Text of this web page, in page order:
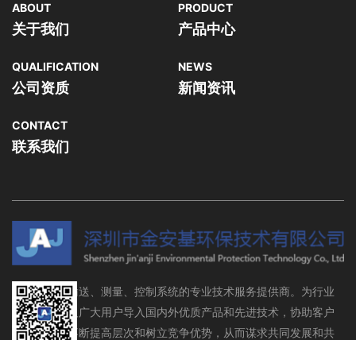
ABOUT
关于我们
PRODUCT
产品中心
QUALIFICATION
公司资质
NEWS
新闻资讯
CONTACT
联系我们
流体存储、输送、测量、控制系统的专业技术服务提供商。为行业
设备制造商及广大用户导入国内外优质产品和先进技术，协助客户
在行业领域不断提高层次和树立竞争优势，从而谋求共同发展和共